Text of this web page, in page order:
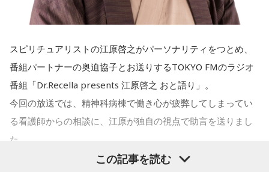
した作品なんですけど、まずは原作を読みました。それで、0
く。そして、風が吹いてめちゃめちゃ燃えていくみたいな。
そういったものを絶やさずに「自分だけでやっていくぞ！」
みたいな気持ちと、私がお家で音楽を作っているとき
の……“色”かな？ その色がすごく一致している部分があったの
で、今回はアニメのエンディングテーマとして曲を書かせて
もらったんですけど、結構パーソナルな部分が出た作品にな
遠山：僕は「惡の華」が好きで、（テレビドラマ版ではW主
演の）あのちゃんと鈴木福くんがめちゃくちゃ素晴らしかっ
たですけど、そういうドラマの音楽って、どう作っていく
の？
ほのか：私も今回初めて関わらせてもらったんですけど、今
まで作ってきたライブでやる曲やバンドでやる曲の作り方と
は全然違って……ドラマの映像にいかに没頭させるかが重要と
スピリチュアリストの江原啓之がパーソナリティをつとめ、
番組パートナーの奥迫協子とお送りするTOKYO FMのラジオ
番組「Dr.Recella presents 江原啓之 おと語り」。
今回の放送では、精神科病棟で働き心が疲弊してしまってい
る看護師からの相談に、江原が独自の視点で助言を送りまし
た。
この記事を読む